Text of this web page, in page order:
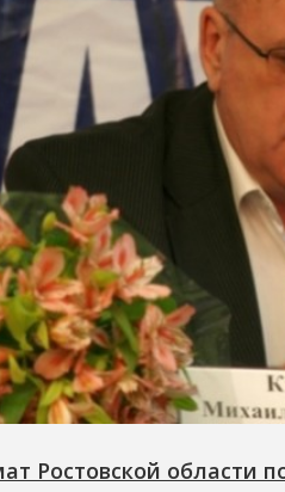
Ростовской области